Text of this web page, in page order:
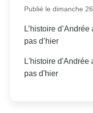
Publié le dimanche
L’histoire
pas d’hier
L'histoire d'Andrée
pas d'hier